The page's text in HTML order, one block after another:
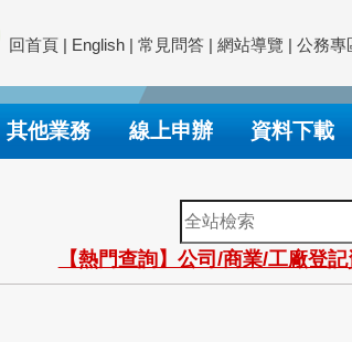
回首頁 | English | 常見問答 | 網站導覽 | 公務專
其他業務 線上申辦 資料下載
全
站
檢
索
【熱門查詢】公司/商業/工廠登